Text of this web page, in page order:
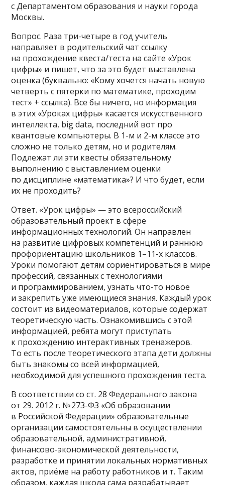
с Департаментом образования и науки города
Москвы.
Вопрос. Раза три-четыре в год учитель
направляет в родительский чат ссылку
на прохождение квеста/теста на сайте «Урок
цифры» и пишет, что за это будет выставлена
оценка (буквально: «Кому хочется начать новую
четверть с пятерки по математике, проходим
тест» + ссылка). Все бы ничего, но информация
в этих «Уроках цифры» касается искусственного
интеллекта, big data, последний вот про
квантовые компьютеры. В 1-м и 2-м классе это
сложно не только детям, но и родителям.
Подлежат ли эти квесты обязательному
выполнению с выставлением оценки
по дисциплине «математика»? И что будет, если
их не проходить?
Ответ. «Урок цифры» — это всероссийский
образовательный проект в сфере
информационных технологий. Он направлен
на развитие цифровых компетенций и раннюю
профориентацию школьников 1–11-х классов.
Уроки помогают детям сориентироваться в мире
профессий, связанных с технологиями
и программированием, узнать что-то новое
и закрепить уже имеющиеся знания. Каждый урок
состоит из видеоматериалов, которые содержат
теоретическую часть. Ознакомившись с этой
информацией, ребята могут приступать
к прохождению интерактивных тренажеров.
То есть после теоретического этапа дети должны
быть знакомы со всей информацией,
необходимой для успешного прохождения теста.
В соответствии со ст. 28 Федерального закона
от 29. 2012 г. № 273-ФЗ «Об образовании
в Российской Федерации» образовательные
организации самостоятельны в осуществлении
образовательной, административной,
финансово-экономической деятельности,
разработке и принятии локальных нормативных
актов, приёме на работу работников и т. Таким
образом, каждая школа сама разрабатывает